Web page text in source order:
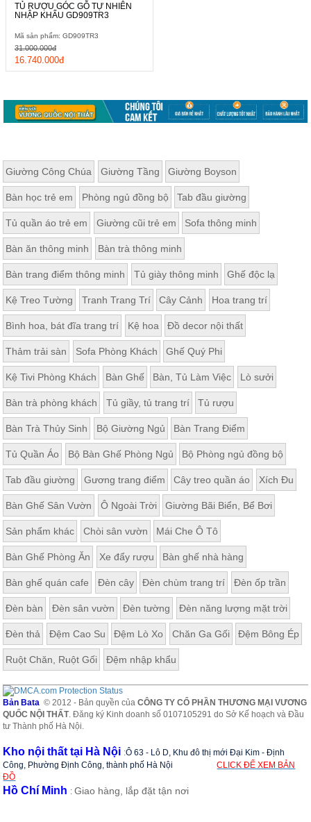
TỦ RƯỢU GÓC GỖ TỰ NHIÊN
NHẬP KHẨU GD909TR3
Mã sản phẩm: GD909TR3
16.740.000đ
31.000.000đ
Giường Công Chúa Giường Tầng Giường Boyson
Bàn học trẻ em Phòng ngủ đồng bộ Tab đầu giường
Tủ quần áo trẻ em Giường cũi trẻ em Sofa thông minh
Bàn ăn thông minh Bàn trà thông minh
Bàn trang điểm thông minh Tủ giày thông minh Ghế độc lạ
Kệ Treo Tường Tranh Trang Trí Cây Cảnh Hoa trang trí
Bình hoa, bát đĩa trang trí Kệ hoa Đồ decor nội thất
Thảm trải sàn Sofa Phòng Khách Ghế Quý Phi
Kệ Tivi Phòng Khách Bàn Ghế Bàn, Tủ Làm Việc Lò sưởi
Bàn trà phòng khách Tủ giầy, tủ trang trí Tủ rượu
Bàn Trà Thủy Sinh Bộ Giường Ngủ Bàn Trang Điểm
Tủ Quần Áo Bộ Bàn Ghế Phòng Ngủ Bộ Phòng ngủ đồng bộ
Tab đầu giường Gương trang điểm Cây treo quần áo Xích Đu
Bàn Ghế Sân Vườn Ô Ngoài Trời Giường Bãi Biển, Bể Bơi
Sản phẩm khác Chòi sân vườn Mái Che Ô Tô
Bàn Ghế Phòng Ăn Xe đẩy rượu Bàn ghế nhà hàng
Bàn ghế quán cafe Đèn cây Đèn chùm trang trí Đèn ốp trần
Đèn bàn Đèn sân vườn Đèn tường Đèn năng lượng mặt trời
Đèn thả Đệm Cao Su Đệm Lò Xo Chăn Ga Gối Đệm Bông Ép
Ruột Chăn, Ruột Gối Đệm nhập khẩu
Bản Bata © 2012 - Bản quyền củaCÔNG TY CỔ PHẦN THƯƠNG MẠI VƯƠNG
QUỐC NỘI THẤT. Đăng ký Kinh doanh số 0107105291 do Sở Kế hoạch và Đầu
tư Thành phố Hà Nội.
Kho nội thất tại Hà Nội :Ô 63 - Lô D, Khu đô thị mới Đại Kim - Định
Công, Phường Định Công, thành phố Hà Nội
CLICK ĐỂ XEM BẢN
ĐỒ
Hồ Chí Minh :Giao hàng, lắp đặt tận nơi